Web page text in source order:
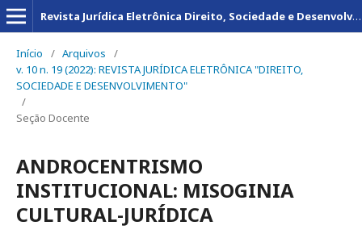
Revista Jurídica Eletrônica Direito, Sociedade e Desenvolvimento
Início / Arquivos
/
v. 10 n. 19 (2022): REVISTA JURÍDICA ELETRÔNICA "DIREITO,
SOCIEDADE E DESENVOLVIMENTO"
/
Seção Docente
ANDROCENTRISMO
INSTITUCIONAL: MISOGINIA
CULTURAL-JURÍDICA